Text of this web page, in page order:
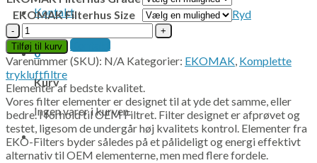
Kontakt
0
Kurv
Ingen varer i kurven.
EKOMAK Filterhus Size
Ryd
EKOMAK
F
komplet
filterhus
antal
Tilføj til kurv
Kontakt
Varenummer (SKU): N/A Kategorier: EKOMAK, Komplette
trykluftfiltre
Elementer af bedste kvalitet.
Vores filter elementer er designet til at yde det samme, eller
bedre. I forhold til OEM Filtret. Filter designet er afprøvet og
testet, ligesom de undergår høj kvalitets kontrol. Elementer fra
EKO-Filters byder således på et pålideligt og energi effektivt
alternativ til OEM elementerne, men med flere fordele.